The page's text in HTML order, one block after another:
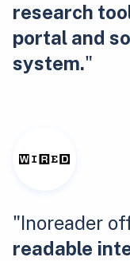
research
portal and
system."
"Inoreader
readable